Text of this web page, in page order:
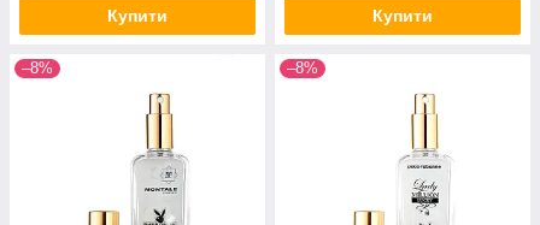
Купити Купити
–8% –8%